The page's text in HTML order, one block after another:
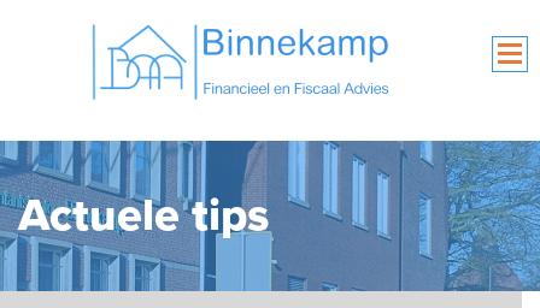
Actuele tips